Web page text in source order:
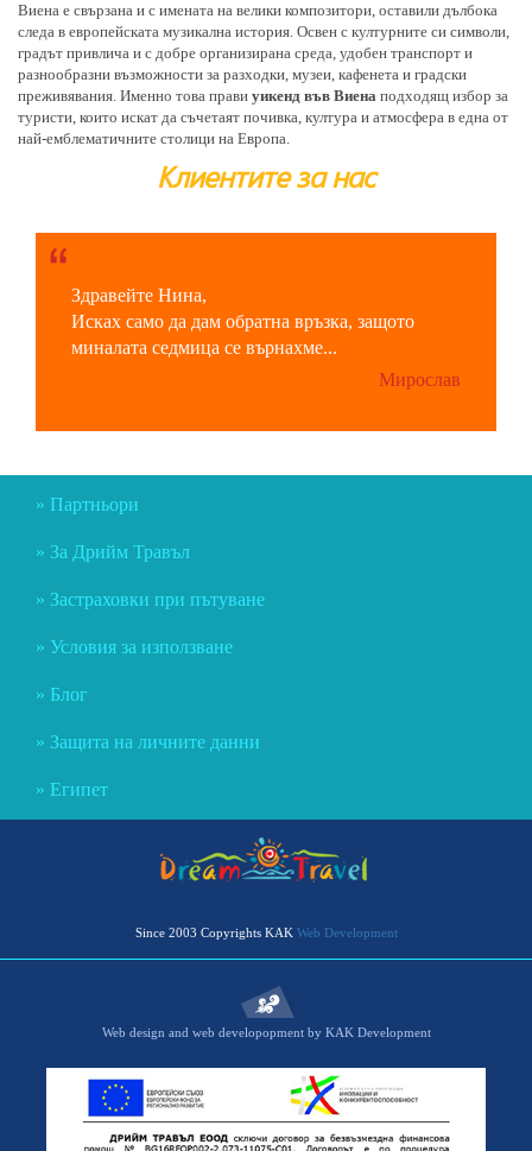
Виена е свързана и с имената на велики композитори, оставили дълбока
следа в европейската музикална история. Освен с културните си символи,
градът привлича и с добре организирана среда, удобен транспорт и
разнообразни възможности за разходки, музеи, кафенета и градски
преживявания. Именно това прави уикенд във Виена подходящ избор за
туристи, които искат да съчетаят почивка, култура и атмосфера в една от
най-емблематичните столици на Европа.
Клиентите за нас
Здравейте Нина,
Исках само да дам обратна връзка, защото
миналата седмица се върнахме...
Мирослав
Партньори
За Дрийм Травъл
Застраховки при пътуване
Условия за използване
Блог
Защита на личните данни
Египет
Since 2003 Copyrights KAK Web Development
Web design and web developopment by KAK Development